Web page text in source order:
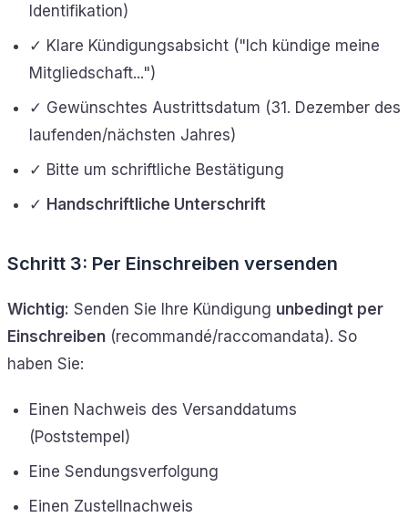
Identifikation)
✓ Klare Kündigungsabsicht ("Ich kündige meine
Mitgliedschaft...")
✓ Gewünschtes Austrittsdatum (31. Dezember des
laufenden/nächsten Jahres)
✓ Bitte um schriftliche Bestätigung
✓ Handschriftliche Unterschrift
Schritt 3: Per Einschreiben versenden
Wichtig: Senden Sie Ihre Kündigung unbedingt per
Einschreiben (recommandé/raccomandata). So
haben Sie:
Einen Nachweis des Versanddatums
(Poststempel)
Eine Sendungsverfolgung
Einen Zustellnachweis